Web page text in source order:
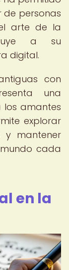
de personas
arte de la
a su
digital.
con
una
amantes
explorar
y mantener
cada
en la